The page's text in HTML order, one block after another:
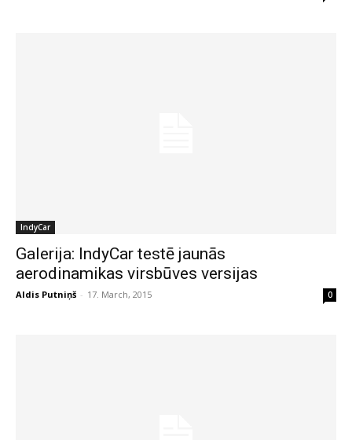
IndyCar
Galerija: IndyCar testē jaunās
aerodinamikas virsbūves versijas
Aldis Putniņš - 17. March, 2015 0